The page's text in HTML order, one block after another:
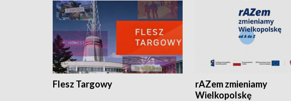
Flesz Targowy
rAZem zmieniamy
Wielkopolskę